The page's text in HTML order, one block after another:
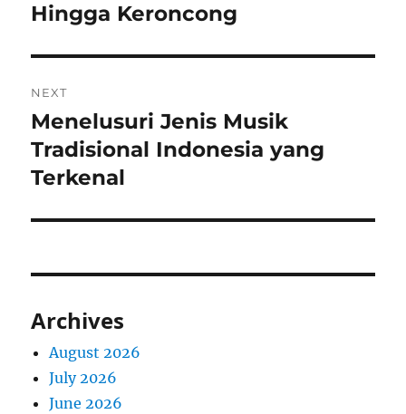
Hingga Keroncong
NEXT
Next
post:
Menelusuri Jenis Musik
Tradisional Indonesia yang
Terkenal
Archives
August 2026
July 2026
June 2026